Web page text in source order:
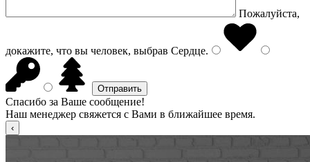
Пожалуйста,
докажите, что вы человек, выбрав Сердце.
Спасибо за Ваше сообщение!
Наш менеджер свяжется с Вами в ближайшее время.